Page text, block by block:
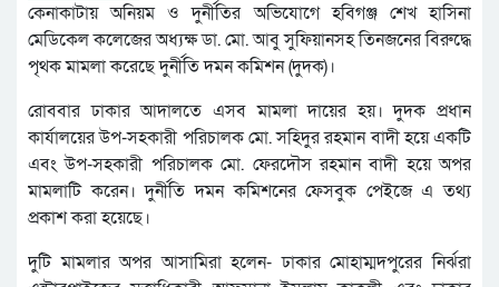
কেনাকাটায় অনিয়ম ও দুর্নীতির অভিযোগে হবিগঞ্জ শেখ হাসিনা
মেডিকেল কলেজের অধ্যক্ষ ডা. মো. আবু সুফিয়ানসহ তিনজনের বিরুদ্ধে
পৃথক মামলা করেছে দুর্নীতি দমন কমিশন (দুদক)।
রোববার ঢাকার আদালতে এসব মামলা দায়ের হয়। দুদক প্রধান
কার্যালয়ের উপ-সহকারী পরিচালক মো. সহিদুর রহমান বাদী হয়ে একটি
এবং উপ-সহকারী পরিচালক মো. ফেরদৌস রহমান বাদী হয়ে অপর
মামলাটি করেন। দুর্নীতি দমন কমিশনের ফেসবুক পেইজে এ তথ্য
প্রকাশ করা হয়েছে।
দুটি মামলার অপর আসামিরা হলেন- ঢাকার মোহাম্মদপুরের নির্ঝরা